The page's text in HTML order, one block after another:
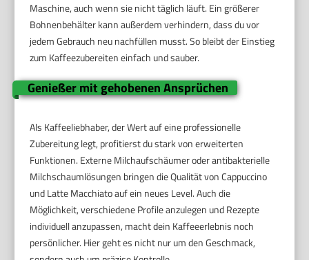
Maschine, auch wenn sie nicht täglich läuft. Ein größerer
Bohnenbehälter kann außerdem verhindern, dass du vor
jedem Gebrauch neu nachfüllen musst. So bleibt der Einstieg
zum Kaffeezubereiten einfach und sauber.
Genießer mit gehobenen Ansprüchen
Als Kaffeeliebhaber, der Wert auf eine professionelle
Zubereitung legt, profitierst du stark von erweiterten
Funktionen. Externe Milchaufschäumer oder antibakterielle
Milchschaumlösungen bringen die Qualität von Cappuccino
und Latte Macchiato auf ein neues Level. Auch die
Möglichkeit, verschiedene Profile anzulegen und Rezepte
individuell anzupassen, macht dein Kaffeeerlebnis noch
persönlicher. Hier geht es nicht nur um den Geschmack,